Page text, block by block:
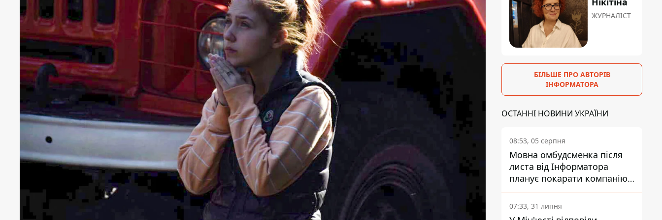
ЖУРНАЛІСТ
БІЛЬШЕ ПРО АВТОРІВ
ІНФОРМАТОРА
ОСТАННІ НОВИНИ УКРАЇНИ
08:53, 05 серпня
Мовна омбудсменка після
листа від Інформатора
планує покарати компанію-
підрядника ПриватБанку
07:33, 31 липня